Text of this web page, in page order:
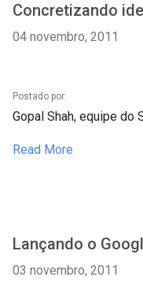
Concretizando
04 novembro, 2011
Postado por:
Gopal Shah, equipe do
Read More
Lançando o
03 novembro, 2011